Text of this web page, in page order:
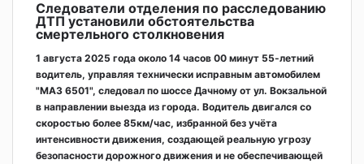
Следователи отделения по расследованию
ДТП установили обстоятельства
смертельного столкновения
1 августа 2025 года около 14 часов 00 минут 55-летний
водитель, управляя технически исправным автомобилем
"МАЗ 6501", следовал по шоссе Дачному от ул. Вокзальной
в направлении выезда из города. Водитель двигался со
скоростью более 85км/час, избранной без учёта
интенсивности движения, создающей реальную угрозу
безопасности дорожного движения и не обеспечивающей